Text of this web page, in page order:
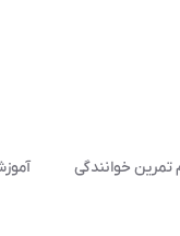
تمرین خوانندگی